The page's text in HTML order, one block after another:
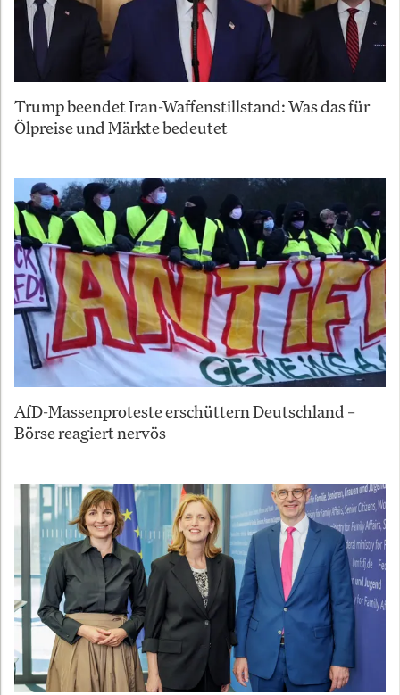
Trump beendet Iran-Waffenstillstand: Was das für
Ölpreise und Märkte bedeutet
AfD-Massenproteste erschüttern Deutschland –
Börse reagiert nervös